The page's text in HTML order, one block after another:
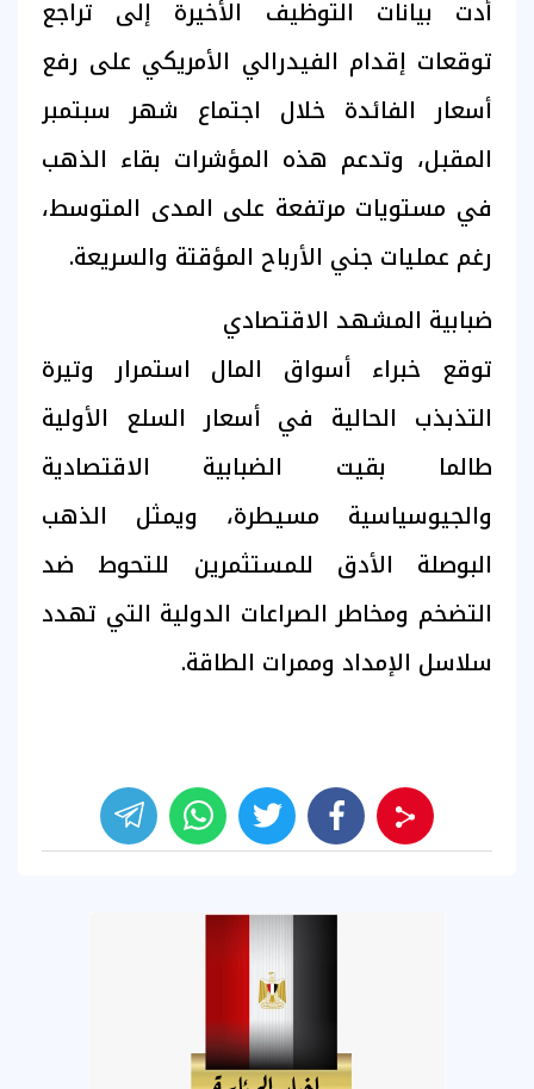
أدت بيانات التوظيف الأخيرة إلى تراجع
توقعات إقدام الفيدرالي الأمريكي على رفع
أسعار الفائدة خلال اجتماع شهر سبتمبر
المقبل، وتدعم هذه المؤشرات بقاء الذهب
في مستويات مرتفعة على المدى المتوسط،
رغم عمليات جني الأرباح المؤقتة والسريعة.
ضبابية المشهد الاقتصادي
توقع خبراء أسواق المال استمرار وتيرة
التذبذب الحالية في أسعار السلع الأولية
طالما بقيت الضبابية الاقتصادية
والجيوسياسية مسيطرة، ويمثل الذهب
البوصلة الأدق للمستثمرين للتحوط ضد
التضخم ومخاطر الصراعات الدولية التي تهدد
سلاسل الإمداد وممرات الطاقة.